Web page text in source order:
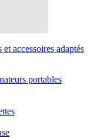
accessoires adaptés
portables